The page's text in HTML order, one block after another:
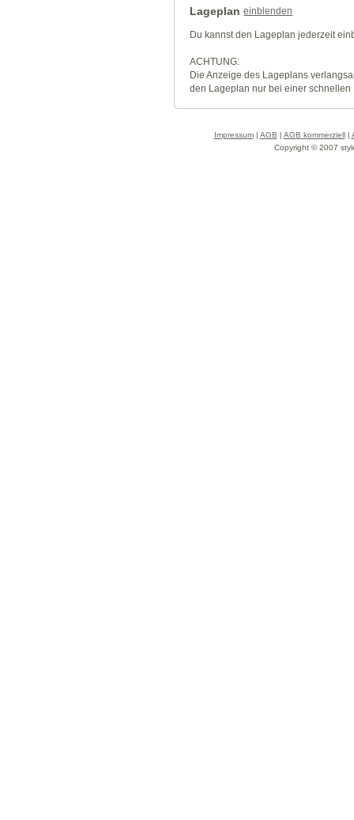
Lageplan einblenden
Du kannst den Lageplan jederzeit
ACHTUNG:
Die Anzeige des Lageplans
den Lageplan nur bei einer
Impressum| AGB | AGB kommerziell|
Copyright © 2007